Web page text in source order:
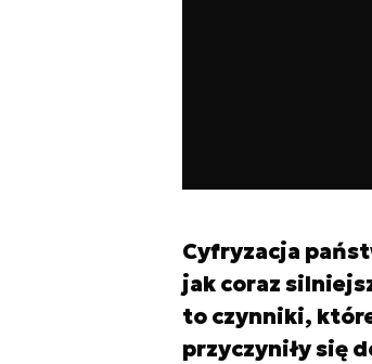
Cyfryzacja
jak coraz
to czynniki,
przyczyniły się